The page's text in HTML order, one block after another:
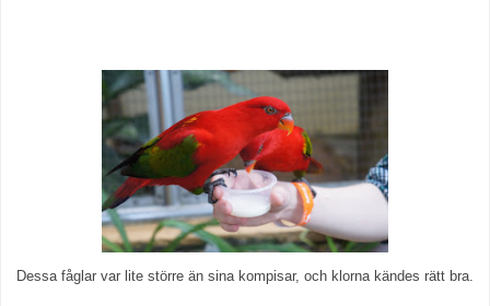
Dessa fåglar var lite större än sina kompisar, och klorna kändes rätt bra.